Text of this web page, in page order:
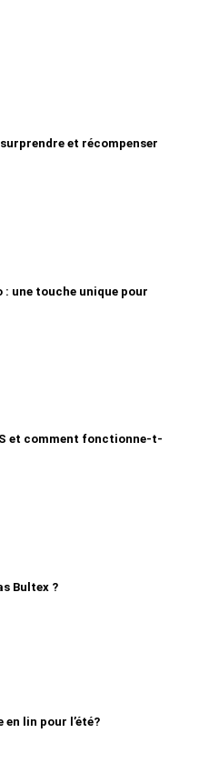
et récompenser
une touche unique pour
et comment fonctionne-t-
Bultex ?
lin pour l’été?